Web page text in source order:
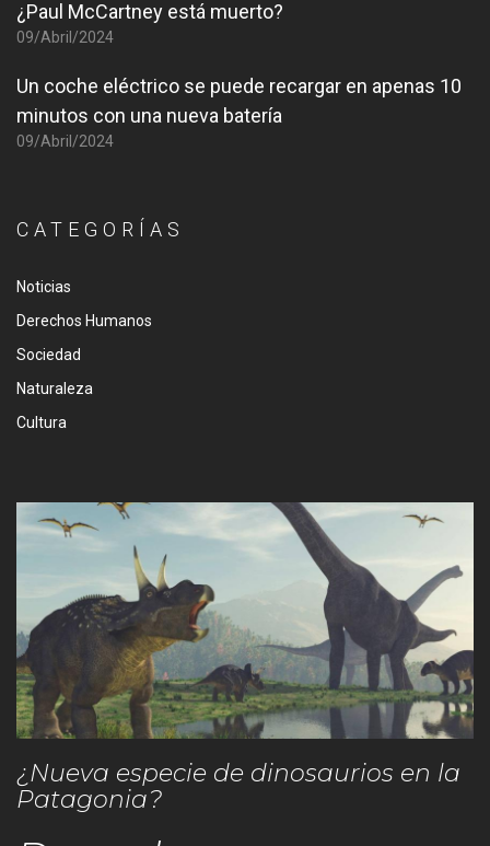
¿Paul McCartney está muerto?
09/Abril/2024
Un coche eléctrico se puede recargar en apenas 10
minutos con una nueva batería
09/Abril/2024
CATEGORÍAS
Noticias
Derechos Humanos
Sociedad
Naturaleza
Cultura
¿Nueva especie de dinosaurios en la
Patagonia?